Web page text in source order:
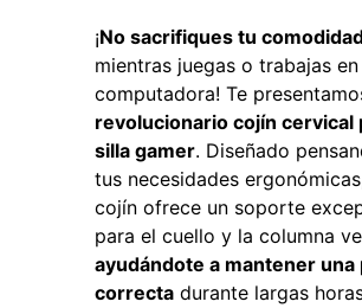
¡No sacrifiques tu
mientras juegas o trabajas
computadora! Te
revolucionario cojín cervical
silla gamer. Diseñado
tus necesidades
cojín ofrece un soporte
para el cuello y la columna
ayudándote a mantener una
correcta durante largas